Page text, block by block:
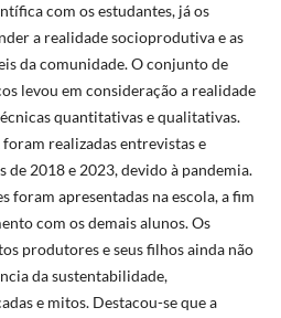
com os estudantes, já os
a realidade socioprodutiva e as
da comunidade. O conjunto de
levou em consideração a realidade
quantitativas e qualitativas.
realizadas entrevistas e
de 2018 e 2023, devido à pandemia.
foram apresentadas na escola, a fim
com os demais alunos. Os
produtores e seus filhos ainda não
da sustentabilidade,
e mitos. Destacou-se que a